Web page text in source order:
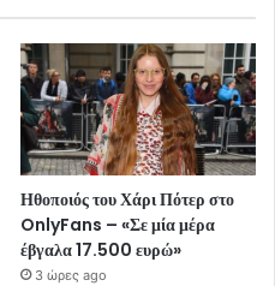
Ηθοποιός του Χάρι Πότερ στο
OnlyFans – «Σε μία μέρα
έβγαλα 17.500 ευρώ»
3 ώρες ago